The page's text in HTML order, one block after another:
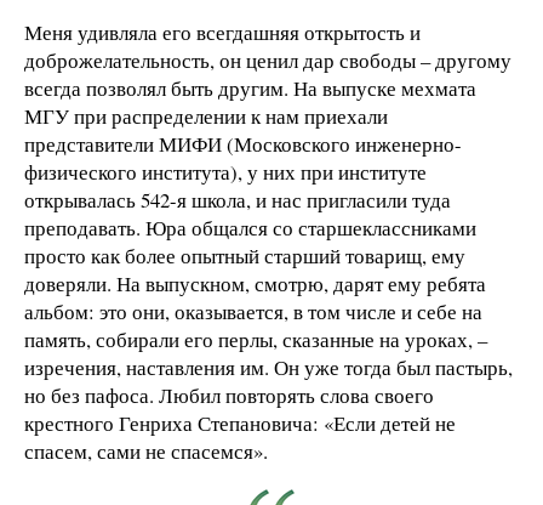
Меня удивляла его всегдашняя открытость и
доброжелательность, он ценил дар свободы – другому
всегда позволял быть другим. На выпуске мехмата
МГУ при распределении к нам приехали
представители МИФИ (Московского инженерно-
физического института), у них при институте
открывалась 542-я школа, и нас пригласили туда
преподавать. Юра общался со старшеклассниками
просто как более опытный старший товарищ, ему
доверяли. На выпускном, смотрю, дарят ему ребята
альбом: это они, оказывается, в том числе и себе на
память, собирали его перлы, сказанные на уроках, –
изречения, наставления им. Он уже тогда был пастырь,
но без пафоса. Любил повторять слова своего
крестного Генриха Степановича: «Если детей не
спасем, сами не спасемся».